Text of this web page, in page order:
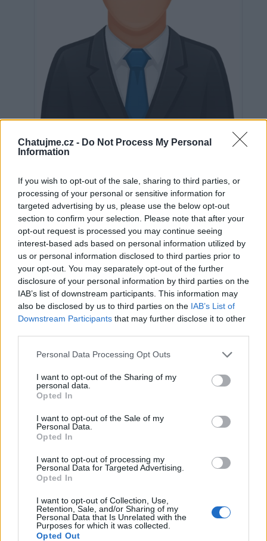
Chatujme.cz - Do Not Process My Personal
Information
If you wish to opt-out of the sale, sharing to third parties, or
processing of your personal or sensitive information for
targeted advertising by us, please use the below opt-out
section to confirm your selection. Please note that after your
opt-out request is processed you may continue seeing
interest-based ads based on personal information utilized by
us or personal information disclosed to third parties prior to
your opt-out. You may separately opt-out of the further
disclosure of your personal information by third parties on the
IAB’s list of downstream participants. This information may
also be disclosed by us to third parties on the IAB’s List of
Downstream Participants that may further disclose it to other
Personal Data Processing Opt Outs
I want to opt-out of the Sharing of my
personal data.
Opted In
I want to opt-out of the Sale of my
Personal Data.
Opted In
I want to opt-out of processing my
Personal Data for Targeted Advertising.
Opted In
I want to opt-out of Collection, Use,
Retention, Sale, and/or Sharing of my
Personal Data that Is Unrelated with the
Purposes for which it was collected.
Opted Out
Neověřeno
0 uživatelům se líbí
Věk: 30
Kontakt
Napsat uživateli vzkaz
Informace o profilu a chatu
Online: Není nikde online
Prochatováno: 0.00 hod.
Líbí se:0
Oblibené místnosti
Sledované diskuze
Poslední 3 příspěvky na mé zdi